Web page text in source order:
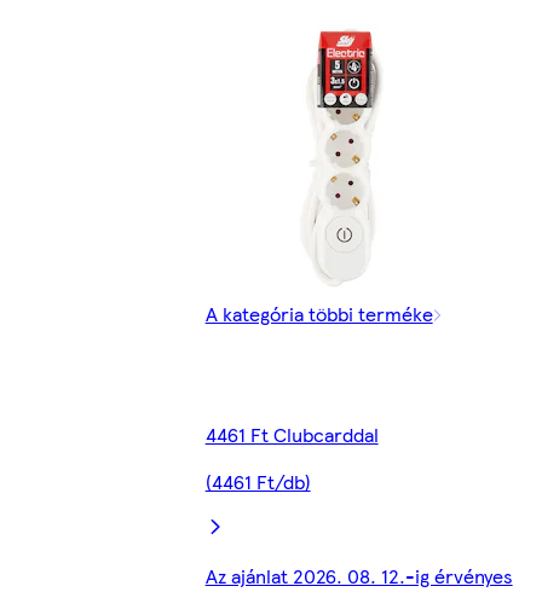
A kategória többi terméke
4461 Ft Clubcarddal
(4461 Ft/db)
Az ajánlat 2026. 08. 12.-ig érvényes